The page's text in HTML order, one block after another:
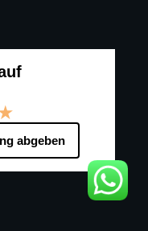
abgeben